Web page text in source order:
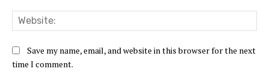
Save my name, email, and website in this browser for the next
time I comment.